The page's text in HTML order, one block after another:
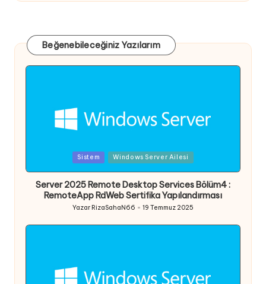
Beğenebileceğiniz Yazılarım
Sistem Windows Server Ailesi
Server 2025 Remote Desktop Services Bölüm4 :
RemoteApp RdWeb Sertifika Yapılandırması
Posted
by
Yazar RizaSahaN66 19 Temmuz 2025